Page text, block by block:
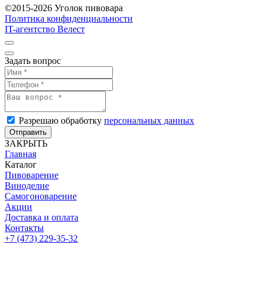
©2015-2026 Уголок пивовара
Политика конфиденциальности
IT-агентство Велест
Задать вопрос
Разрешаю обработку персональных данных
Отправить
ЗАКРЫТЬ
Главная
Каталог
Пивоварение
Виноделие
Самогоноварение
Акции
Доставка и оплата
Контакты
+7 (473) 229-35-32